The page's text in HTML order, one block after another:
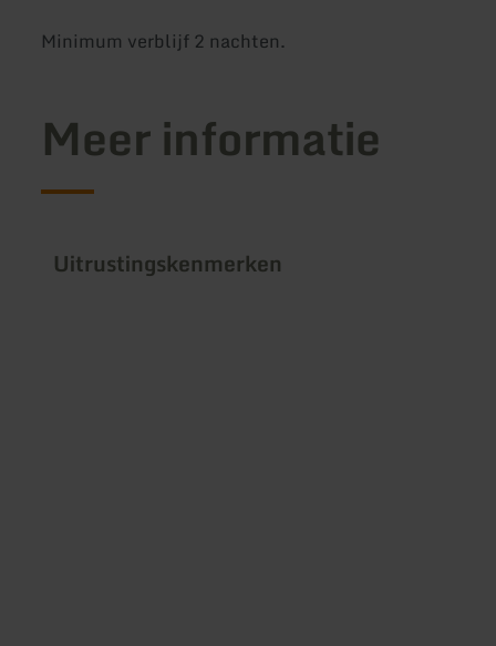
Minimum verblijf 2 nachten.
Meer informatie
Uitrustingskenmerken